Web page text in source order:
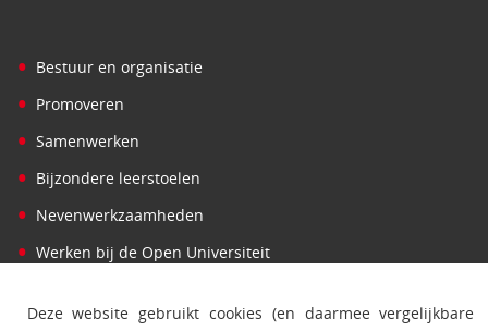
Deze website gebruikt cookies (en daarmee vergelijkbare
• Bestuur en organisatie
• Promoveren
• Samenwerken
• Bijzondere leerstoelen
• Nevenwerkzaamheden
• Werken bij de Open Universiteit